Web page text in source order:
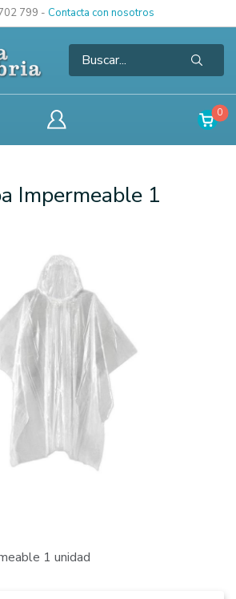
799 - Contacta con nosotros
0
Impermeable 1
1 unidad